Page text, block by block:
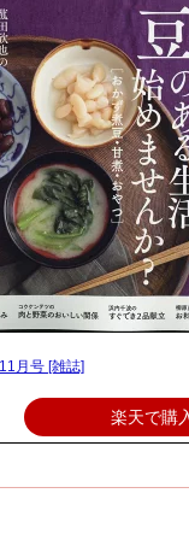
月号 [雑誌]
楽天で購